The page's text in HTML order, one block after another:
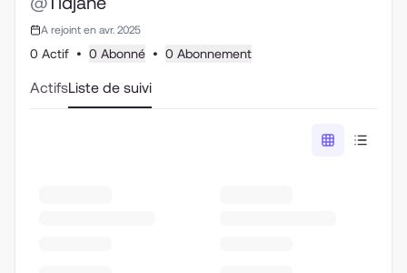
A rejoint en avr. 2025
0 Actif • 0 Abonné • 0 Abonnement
ActifsListe de suivi